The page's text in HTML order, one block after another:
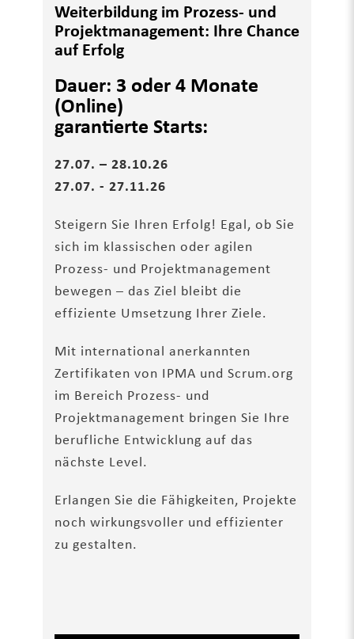
Weiterbildung im Prozess- und
Projektmanagement: Ihre Chance
auf Erfolg
Dauer: 3 oder 4 Monate
(Online)
garantierte Starts:
27.07. – 28.10.26
27.07. - 27.11.26
Steigern Sie Ihren Erfolg! Egal, ob Sie
sich im klassischen oder agilen
Prozess- und Projektmanagement
bewegen – das Ziel bleibt die
effiziente Umsetzung Ihrer Ziele.
Mit international anerkannten
Zertifikaten von IPMA und Scrum.org
im Bereich Prozess- und
Projektmanagement bringen Sie Ihre
berufliche Entwicklung auf das
nächste Level.
Erlangen Sie die Fähigkeiten, Projekte
noch wirkungsvoller und effizienter
zu gestalten.